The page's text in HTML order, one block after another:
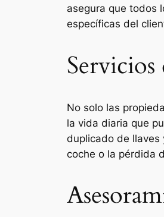
asegura que todos
específicas del
No solo las
la vida diaria que
duplicado de llaves
coche o la pérdida